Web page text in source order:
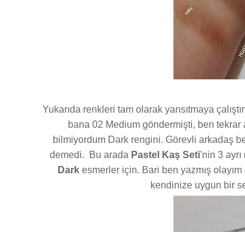
Yukarıda renkleri tam olarak yansıtmaya
bana 02 Medium göndermişti, ben tekrar
bilmiyordum Dark rengini. Görevli arkadaş
demedi. Bu arada Pastel Kaş Seti'nin 3
Darkesmerler için. Bari ben yazmış
kendinize uygun bir